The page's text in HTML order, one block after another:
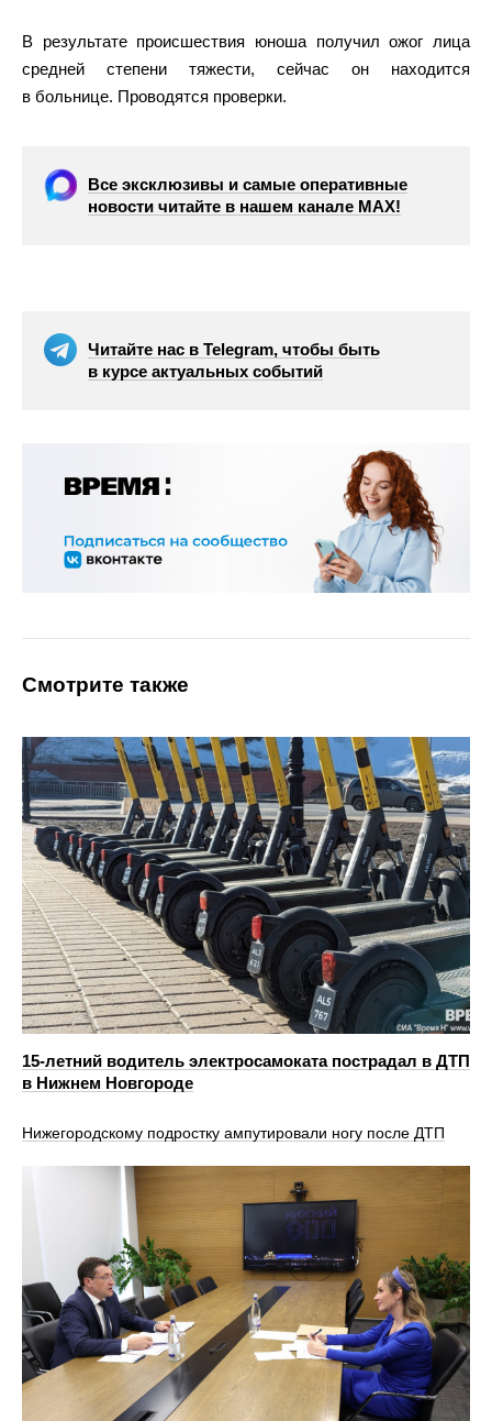
В результате происшествия юноша получил ожог лица
средней степени тяжести, сейчас он находится
в больнице. Проводятся проверки.
Все эксклюзивы и самые оперативные
новости читайте в нашем канале МАХ!
Читайте нас в Telegram, чтобы быть
в курсе актуальных событий
Смотрите также
15-летний водитель электросамоката пострадал в ДТП
в Нижнем Новгороде
Нижегородскому подростку ампутировали ногу после ДТП